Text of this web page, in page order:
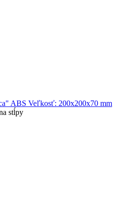
ABS Veľkosť: 200х200х70 mm
stĺpy